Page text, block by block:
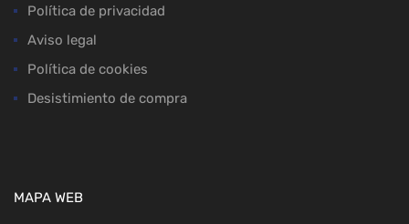
Política de privacidad
Aviso legal
Política de cookies
Desistimiento de compra
MAPA WEB